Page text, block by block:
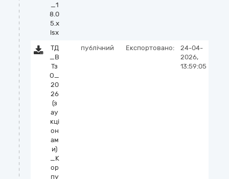
_1
8.0
5.x
lsx
ТД
_В
Тз
О_
20
26
(з
ау
кці
он
ам
и)
_К
ор
пу
публічний Експортовано:
24-04-
2026,
13:59:05